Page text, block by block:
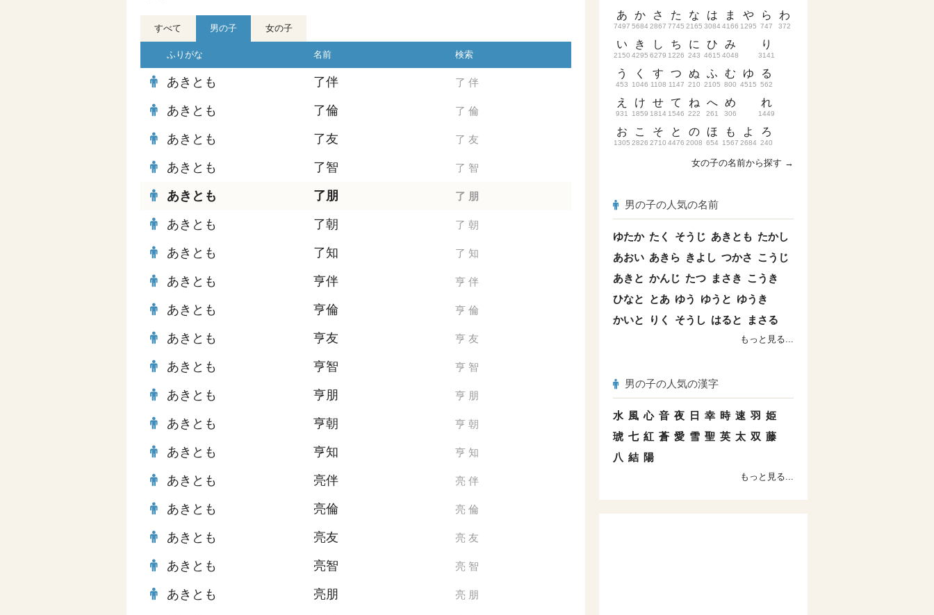
すべて 男の子 女の子
ふりがな 名前 検索
あきとも 了伴 了 伴
あきとも 了倫 了 倫
あきとも 了友 了 友
あきとも 了智 了 智
あきとも 了朋 了 朋
あきとも 了朝 了 朝
あきとも 了知 了 知
あきとも 亨伴 亨 伴
あきとも 亨倫 亨 倫
あきとも 亨友 亨 友
あきとも 亨智 亨 智
あきとも 亨朋 亨 朋
あきとも 亨朝 亨 朝
あきとも 亨知 亨 知
あきとも 亮伴 亮 伴
あきとも 亮倫 亮 倫
あきとも 亮友 亮 友
あきとも 亮智 亮 智
あきとも 亮朋 亮 朋
あ
7497
い
2150
う
453
え
931
お
1305
か
5684
き
4295
く
1046
け
1859
こ
2826
さ
2867
し
6279
す
1108
せ
1814
そ
2710
た
7745
ち
1226
つ
1147
て
1546
と
4476
な
2165
に
243
ぬ
210
ね
222
の
2008
は
3084
ひ
4615
ふ
2105
へ
261
ほ
654
ま
4166
み
4048
む
800
め
306
も
1567
や
1295
ゆ
4515
よ
2684
ら
747
り
3141
る
562
れ
1449
ろ
240
わ
372
女の子の名前から探す →
男の子の人気の名前
ゆたか たく そうじ あきとも たかし
あおい あきら きよし つかさ こうじ
あきと かんじ たつ まさき こうき
ひなと
とあ ゆう ゆうと ゆうき
かいと
りく そうし はると まさる
もっと見る...
男の子の人気の漢字
水 風 心 音 夜 日 幸 時 速 羽 姫
琥 七 紅 蒼 愛 雪 聖 英 太 双 藤
八 結 陽
もっと見る...